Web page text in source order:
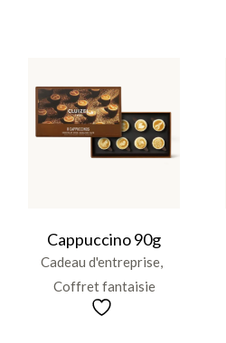
Cappuccino 90g
Cadeau d'entreprise
Coffret fantaisie